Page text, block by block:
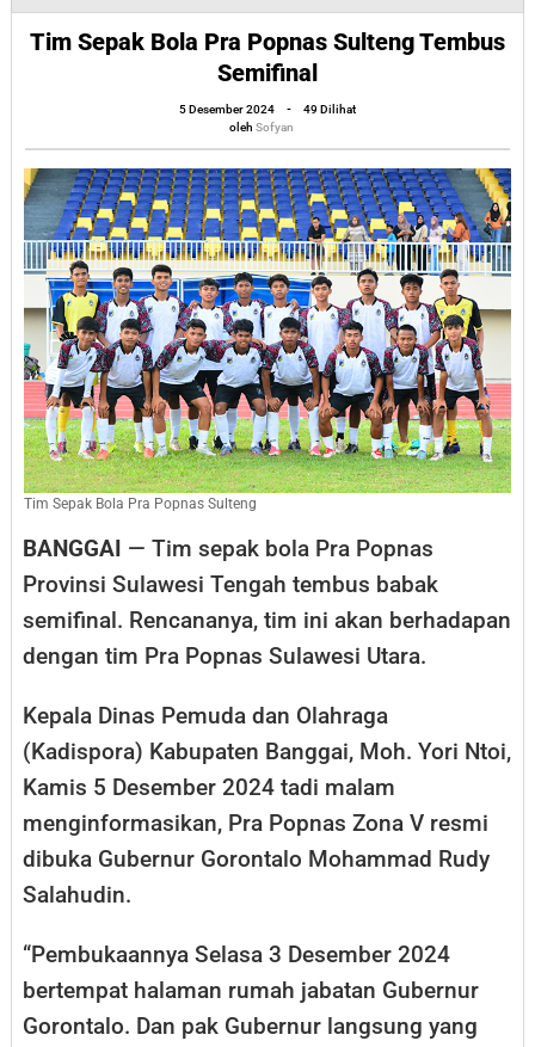
Sepak
Bola
Popnas
Sulteng
Tembus
Semifinal
Tim Sepak Bola Pra Popnas Sulteng Tembus
Semifinal
5 Desember 2024
oleh
Sofyan
-
49 Dilihat
oleh Sofyan
Tim Sepak Bola Pra Popnas Sulteng
BANGGAI — Tim sepak bola Pra Popnas
Provinsi Sulawesi Tengah tembus babak
semifinal. Rencananya, tim ini akan berhadapan
dengan tim Pra Popnas Sulawesi Utara.
Kepala Dinas Pemuda dan Olahraga
(Kadispora) Kabupaten Banggai, Moh. Yori Ntoi,
Kamis 5 Desember 2024 tadi malam
menginformasikan, Pra Popnas Zona V resmi
dibuka Gubernur Gorontalo Mohammad Rudy
Salahudin.
“Pembukaannya Selasa 3 Desember 2024
bertempat halaman rumah jabatan Gubernur
Gorontalo. Dan pak Gubernur langsung yang